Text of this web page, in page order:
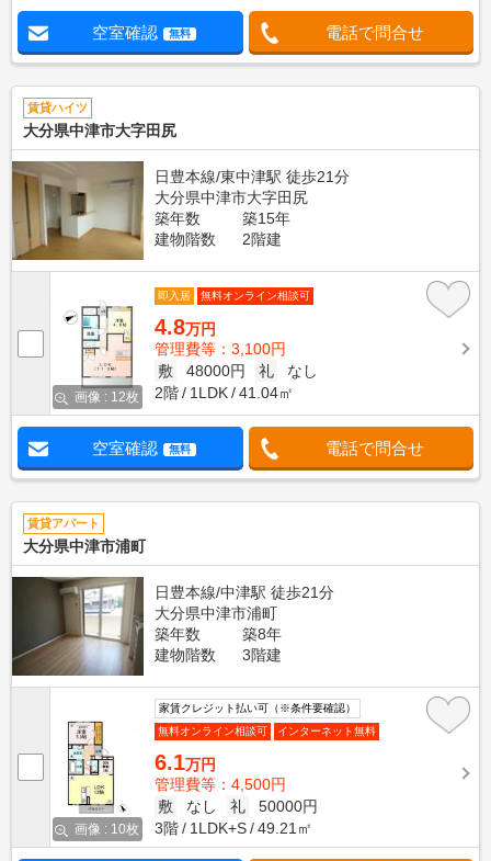
空室確認 無料 電話で問合せ
賃貸ハイツ
大分県中津市大字田尻
日豊本線/東中津駅 徒歩21分
大分県中津市大字田尻
築年数
築15年
建物階数
2階建
画像 : 12枚
即入居 無料オンライン相談可
4.8万円
管理費等：3,100円
敷
48000円 礼
なし
2階
1LDK 41.04㎡
空室確認 無料 電話で問合せ
賃貸アパート
大分県中津市浦町
日豊本線/中津駅 徒歩21分
大分県中津市浦町
築年数
築8年
建物階数
3階建
画像 : 10枚
家賃クレジット払い可（※条件要確認）
無料オンライン相談可
インターネット無料
6.1万円
管理費等：4,500円
敷
なし 礼
50000円
3階
1LDK+S 49.21㎡